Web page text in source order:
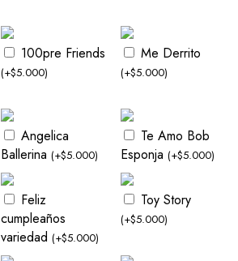
100pre Friends
(+$5.000)
Me Derrito
(+$5.000)
Angelica
Ballerina(+$5.000)
Te Amo Bob
Esponja (+$5.000)
Feliz
cumpleaños
variedad(+$5.000)
Toy Story
(+$5.000)